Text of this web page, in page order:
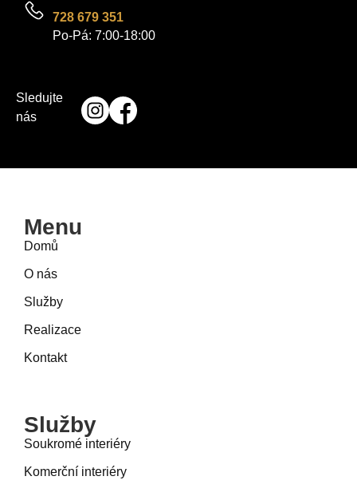
728 679 351
Po-Pá: 7:00-18:00
Sledujte
nás
Menu
Domů
O nás
Služby
Realizace
Kontakt
Služby
Soukromé interiéry
Komerční interiéry